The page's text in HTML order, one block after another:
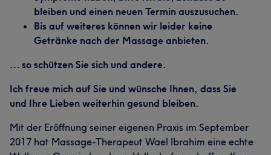
bleiben und einen neuen Termin auszusuchen.
Bis auf weiteres können wir leider keine
Getränke nach der Massage anbieten.
… so schützen Sie sich und andere.
Ich freue mich auf Sie und wünsche Ihnen, dass Sie
und Ihre Lieben weiterhin gesund bleiben.
Mit der Eröffnung seiner eigenen Praxis im September
2017 hat Massage-Therapeut Wael Ibrahim eine echte